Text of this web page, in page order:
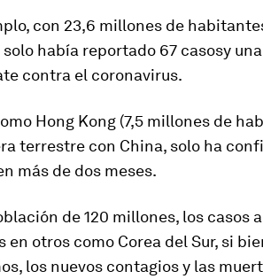
con 23,6 millones de
había reportado 67 casosy
contra el coronavirus.
Hong Kong (7,5 millones de
terrestre con China, solo ha
más de dos meses.
de 120 millones, los casos
en otros como Corea del Sur, si
los nuevos contagios y las